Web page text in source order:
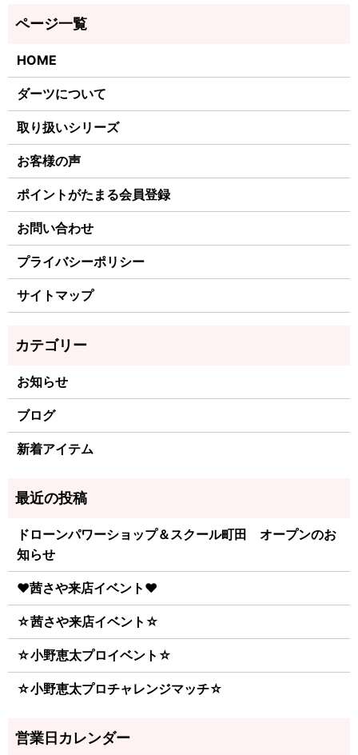
HOME
ダーツについて
取り扱いシリーズ
お客様の声
ポイントがたまる会員登録
お問い合わせ
プライバシーポリシー
サイトマップ
お知らせ
ブログ
新着アイテム
ドローンパワーショップ＆スクール町田 オープンのお
知らせ
♥茜さや来店イベント♥
☆茜さや来店イベント☆
☆小野恵太プロイベント☆
☆小野恵太プロチャレンジマッチ☆